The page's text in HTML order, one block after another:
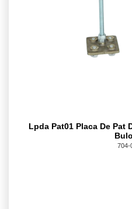
Lpda Pat01 Placa De Pat
704-